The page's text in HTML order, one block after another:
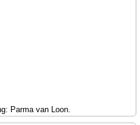
Parma van Loon.